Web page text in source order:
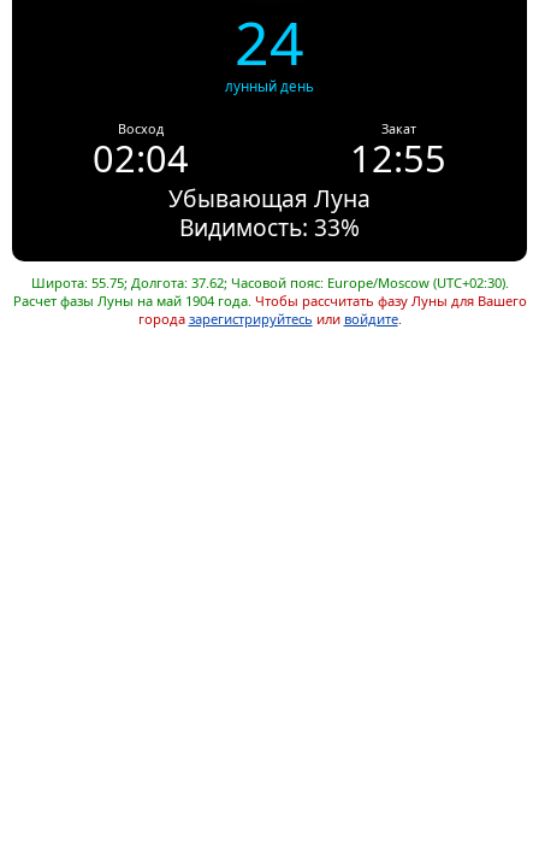
24
лунный день
Восход
02:04
Закат
12:55
Убывающая Луна
Видимость: 33%
Широта: 55.75; Долгота: 37.62; Часовой пояс: Europe/Moscow (UTC+02:30).
Расчет фазы Луны на май 1904 года. Чтобы рассчитать фазу Луны для Вашего
города зарегистрируйтесь или войдите.